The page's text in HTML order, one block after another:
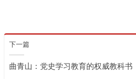
下一篇
曲青山：党史学习教育的权威教科书